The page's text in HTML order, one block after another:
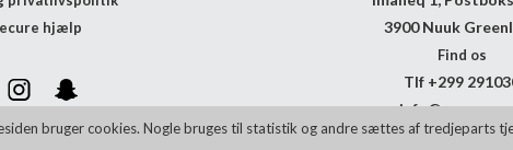
bruger cookies. Nogle bruges til statistik og andre sættes af tredjeparts
hjælp
3900 Nuuk
Find os
Tlf +299